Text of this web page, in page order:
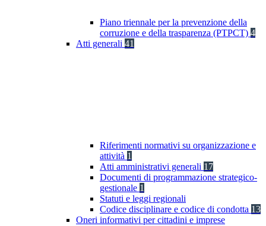
Piano triennale per la prevenzione della
corruzione e della trasparenza (PTPCT) 4
Atti generali 41
Riferimenti normativi su organizzazione e
attività 1
Atti amministrativi generali 17
Documenti di programmazione strategico-
gestionale 1
Statuti e leggi regionali
Codice disciplinare e codice di condotta 13
Oneri informativi per cittadini e imprese